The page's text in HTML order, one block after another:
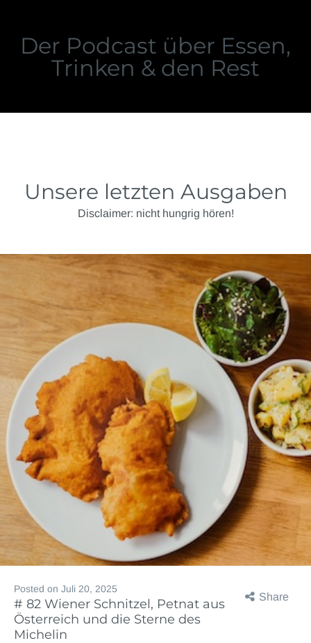
Der Podcast über Essen,
Trinken & den Rest
Unsere letzten Ausgaben
Disclaimer: nicht hungrig hören!
Share
Posted on Juli 20, 2025
# 82 Wiener Schnitzel, Petnat aus
Österreich und die Sterne des
Michelin